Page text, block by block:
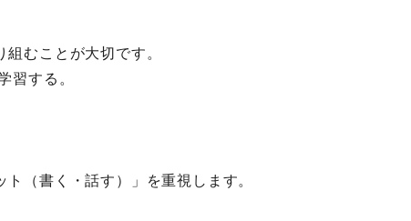
むことが大切です。
習する。
（書く・話す）」を重視します。